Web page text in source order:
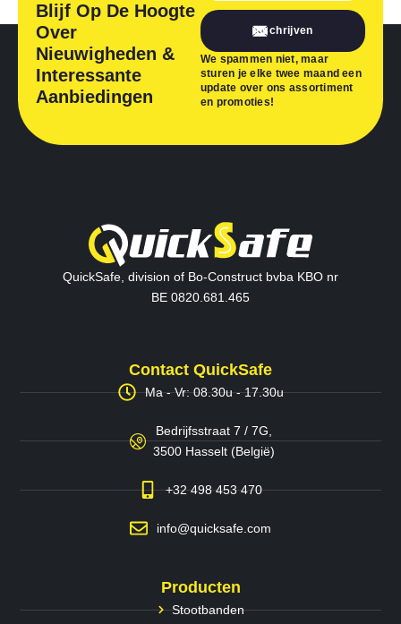
Blijf Op De Hoogte
Over
Nieuwigheden &
Interessante
Aanbiedingen
Inschrijven
We spammen niet, maar
sturen je elke twee maand een
update over ons assortiment
en promoties!
QuickSafe, division of Bo-Construct bvba KBO nr
BE 0820.681.465
Contact QuickSafe
Ma - Vr: 08.30u - 17.30u
Bedrijfsstraat 7 / 7G,
3500 Hasselt (België)
+32 498 453 470
info@quicksafe.com
Producten
Stootbanden